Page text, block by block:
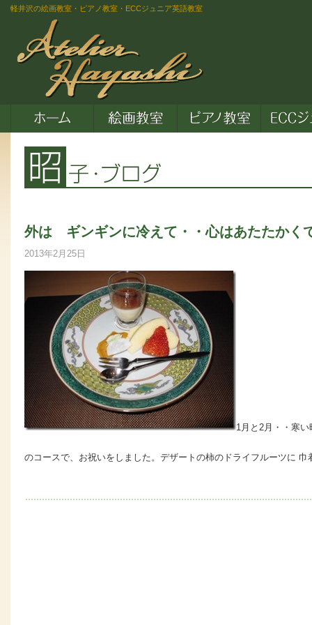
軽井沢の絵画教室・ピアノ教室・ECCジュニア英語教室
外は ギンギンに冷えて・・心はあたたか
2013年2月25日
1月と2月・・寒
のコースで、お祝いをしました。デザートの柿のドライフルーツに